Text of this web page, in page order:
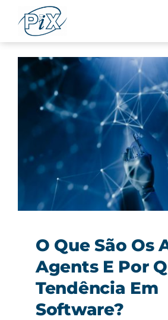
para
o
conteúdo
O Que São Os
Agents E Por
Tendência Em
Software?